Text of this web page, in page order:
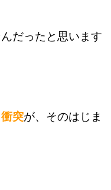
だったと思います
突が、そのはじま